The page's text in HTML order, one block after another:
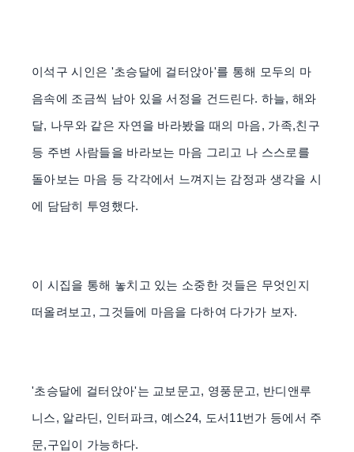
이석구 시인은 '초승달에 걸터앉아'를 통해 모두의 마
음속에 조금씩 남아 있을 서정을 건드린다. 하늘, 해와
달, 나무와 같은 자연을 바라봤을 때의 마음, 가족,친구
등 주변 사람들을 바라보는 마음 그리고 나 스스로를
돌아보는 마음 등 각각에서 느껴지는 감정과 생각을 시
에 담담히 투영했다.
이 시집을 통해 놓치고 있는 소중한 것들은 무엇인지
떠올려보고, 그것들에 마음을 다하여 다가가 보자.
'초승달에 걸터앉아'는 교보문고, 영풍문고, 반디앤루
니스, 알라딘, 인터파크, 예스24, 도서11번가 등에서 주
문,구입이 가능하다.